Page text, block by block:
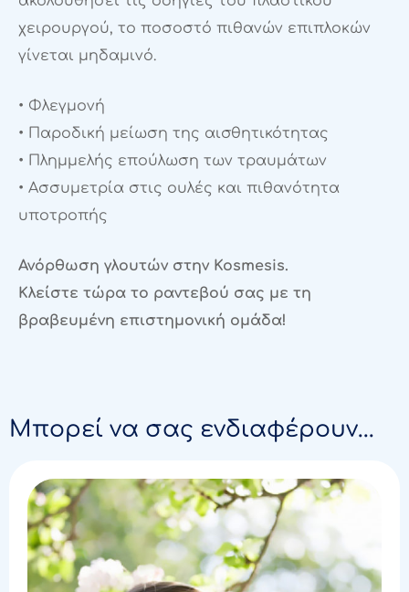
χειρουργού, το ποσοστό πιθανών επιπλοκών
γίνεται μηδαμινό.
• Φλεγμονή
• Παροδική μείωση της αισθητικότητας
• Πλημμελής επούλωση των τραυμάτων
• Ασσυμετρία στις ουλές και πιθανότητα
υποτροπής
Ανόρθωση γλουτών στην Kosmesis.
Κλείστε τώρα το ραντεβού σας με τη
βραβευμένη επιστημονική ομάδα!
Μπορεί να σας ενδιαφέρουν...